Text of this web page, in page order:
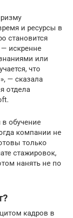
и ресурсы в
становится
— искренне
или
что
— сказала
отдела
обучение
компании не
только
стажировок,
нанять не по
кадров в